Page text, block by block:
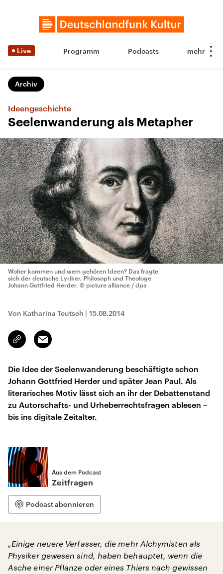
Live Programm Podcasts
Archiv
Ideengeschichte
Seelenwanderung als Metapher
Woher kommen und wem gehören Ideen? Das fragte
sich der deutsche Lyriker, Philosoph und Theologe
Johann Gottfried Herder. © picture alliance / dpa
Von Katharina Teutsch | 15.08.2014
Link
kopieren/teilen
Email
Die Idee der Seelenwanderung beschäftigte schon
Johann Gottfried Herder und später Jean Paul. Als
literarisches Motiv lässt sich an ihr der Debattenstand
zu Autorschafts- und Urheberrechtsfragen ablesen −
bis ins digitale Zeitalter.
Aus dem Podcast
Zeitfragen
Podcast abonnieren
„Einige neuere Verfasser, die mehr Alchymisten als
Physiker gewesen sind, haben behauptet, wenn die
Asche einer Pflanze oder eines Thiers nach gewissen